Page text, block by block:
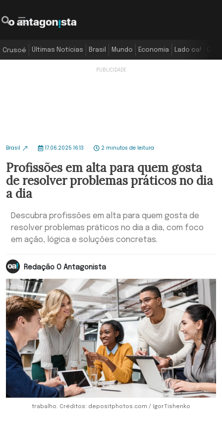
Crusoé Últimas Notícias Brasil Mundo Economia Lado oa!
Brasil 17.06.2025 16:13 2 minutos de leitura
Profissões em alta para quem gosta
de resolver problemas práticos no dia
a dia
Descubra profissões em alta para quem gosta de
resolver problemas práticos no dia a dia, com foco
em ação, lógica e soluções concretas.
Redação O Antagonista
trabalho. Créditos: depositphotos.com / IgorTishenko